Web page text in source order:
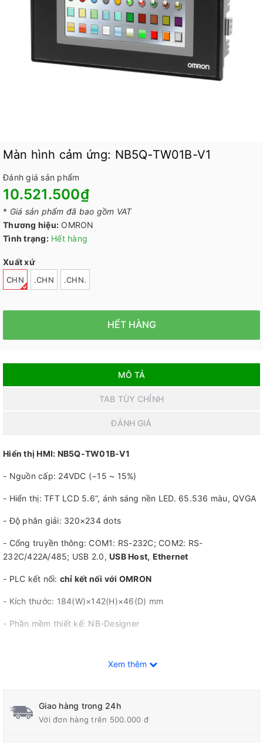
Màn hình cảm ứng: NB5Q-TW01B-V1
Đánh giá sản phẩm
10.521.500₫
* Giá sản phẩm đã bao gồm VAT
Thương hiệu: OMRON
Tình trạng: Hết hàng
Xuất xứ
CHN .CHN .CHN.
HẾT HÀNG
MÔ TẢ
TAB TÙY CHỈNH
ĐÁNH GIÁ
Hiển thị HMI: NB5Q-TW01B-V1
- Nguồn cấp: 24VDC (−15 ~ 15%)
- Hiển thị: TFT LCD 5.6”, ánh sáng nền LED. 65.536 màu, QVGA
- Độ phân giải: 320×234 dots
- Cổng truyền thông: COM1: RS-232C; COM2: RS-
232C/422A/485; USB 2.0, USB Host, Ethernet
- PLC kết nối: chỉ kết nối với OMRON
- Kích thước: 184(W)×142(H)×46(D) mm
- Phần mềm thiết kế: NB-Designer
Xem thêm
Giao hàng trong 24h
Với đơn hàng trên 500.000 đ